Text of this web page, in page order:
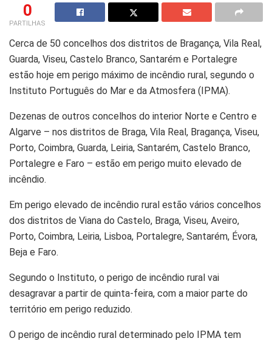
0
PARTILHAS
Cerca de 50 concelhos dos distritos de Bragança, Vila Real,
Guarda, Viseu, Castelo Branco, Santarém e Portalegre
estão hoje em perigo máximo de incêndio rural, segundo o
Instituto Português do Mar e da Atmosfera (IPMA).
Dezenas de outros concelhos do interior Norte e Centro e
Algarve – nos distritos de Braga, Vila Real, Bragança, Viseu,
Porto, Coimbra, Guarda, Leiria, Santarém, Castelo Branco,
Portalegre e Faro – estão em perigo muito elevado de
incêndio.
Em perigo elevado de incêndio rural estão vários concelhos
dos distritos de Viana do Castelo, Braga, Viseu, Aveiro,
Porto, Coimbra, Leiria, Lisboa, Portalegre, Santarém, Évora,
Beja e Faro.
Segundo o Instituto, o perigo de incêndio rural vai
desagravar a partir de quinta-feira, com a maior parte do
território em perigo reduzido.
O perigo de incêndio rural determinado pelo IPMA tem